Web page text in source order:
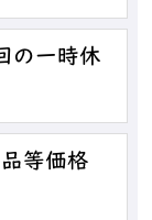
の一時休
等価格